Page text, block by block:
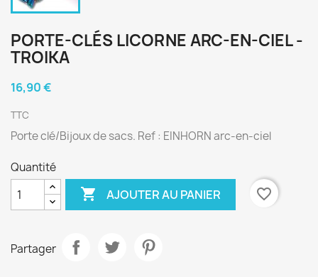
PORTE-CLÉS LICORNE ARC-EN-CIEL -
TROIKA
16,90 €
TTC
Porte clé/Bijoux de sacs. Ref : EINHORN arc-en-ciel
Quantité
 AJOUTER AU PANIER favorite_border
Partager